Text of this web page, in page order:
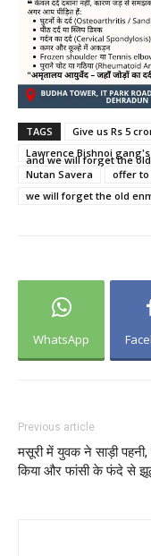
TAGS Give us Rs 5
Lawrence Bishnoi
and we will forget the
Nutan Savera
offer to
we will forget the old
WhatsApp
Previous article
मसूरी में युवक ने साड़ी
किया और फांसी के फंदे से